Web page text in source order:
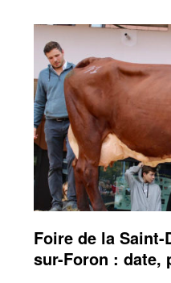
Foire de la Saint-
sur-Foron : date,